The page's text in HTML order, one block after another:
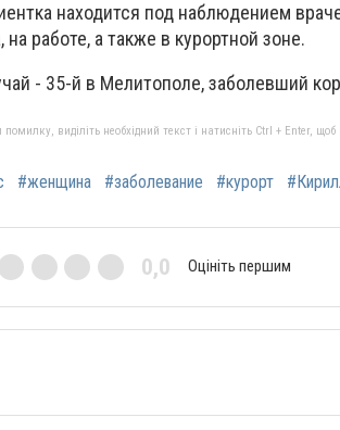
находится под наблюдением
на работе, а также в курортной зоне.
- 35-й в Мелитополе, заболевший
виділіть необхідний текст і натисніть Ctrl + Enter,
#женщина #заболевание #курорт
0,0 Оцініть першим